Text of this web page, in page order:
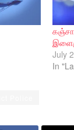
கஞ்சா
July
In